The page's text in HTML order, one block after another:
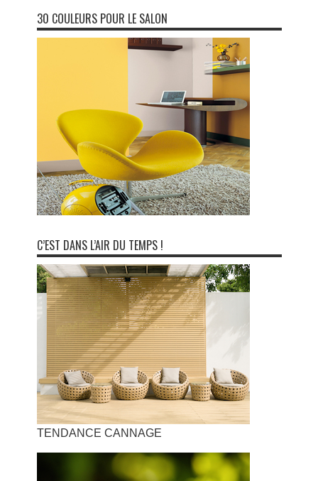
30 COULEURS POUR LE SALON
C’EST DANS L’AIR DU TEMPS !
TENDANCE CANNAGE